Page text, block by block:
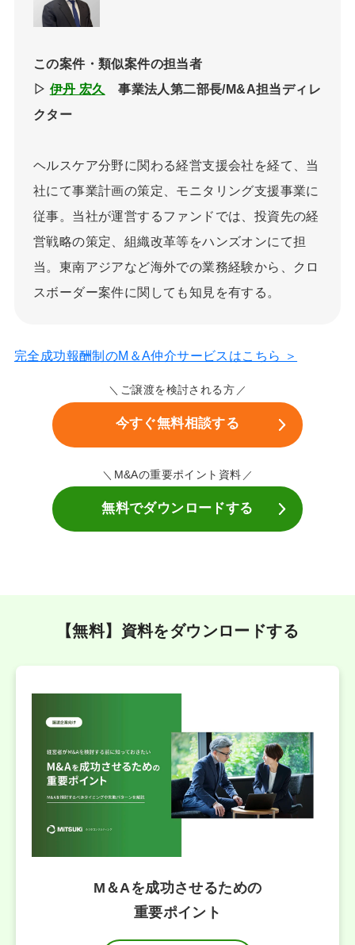
この案件・類似案件の担当者
▷ 伊丹 宏久
事業法人第二部長/M&A担当ディレ
クター
ヘルスケア分野に関わる経営支援会社を経て、当
社にて事業計画の策定、モニタリング支援事業に
従事。当社が運営するファンドでは、投資先の経
営戦略の策定、組織改革等をハンズオンにて担
当。東南アジアなど海外での業務経験から、クロ
スボーダー案件に関しても知見を有する。
完全成功報酬制のM＆A仲介サービスはこちら ＞
ご譲渡を検討される方
今すぐ無料相談する
M&Aの重要ポイント資料
無料でダウンロードする
【無料】資料をダウンロードする
M＆Aを成功させるための
重要ポイント